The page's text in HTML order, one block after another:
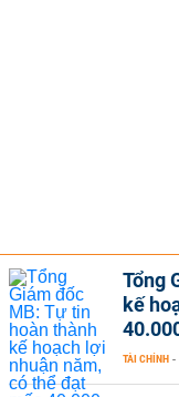
Tổng
kế
TÀI CHÍNH -